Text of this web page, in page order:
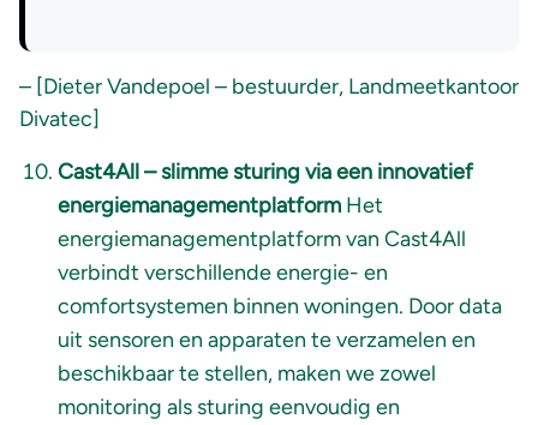
– [Dieter Vandepoel – bestuurder, Landmeetkantoor
Divatec]
Cast4All – slimme sturing via een innovatief
energiemanagementplatform Het
energiemanagementplatform van Cast4All
verbindt verschillende energie- en
comfortsystemen binnen woningen. Door data
uit sensoren en apparaten te verzamelen en
beschikbaar te stellen, maken we zowel
monitoring als sturing eenvoudig en